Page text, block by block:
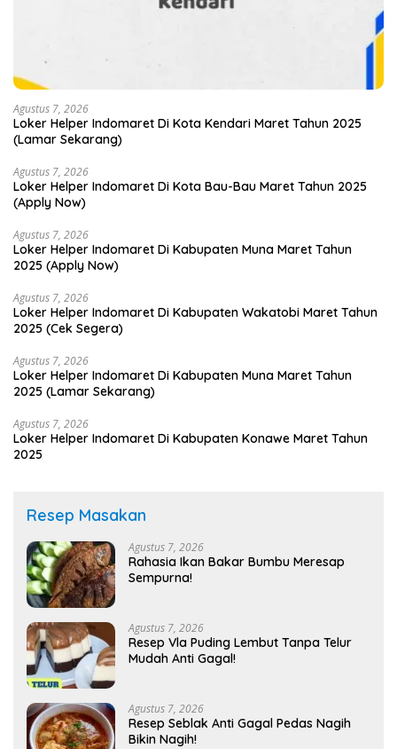
Agustus 7, 2026
Loker Helper Indomaret Di Kota Kendari Maret Tahun 2025
(Lamar Sekarang)
Agustus 7, 2026
Loker Helper Indomaret Di Kota Bau-Bau Maret Tahun 2025
(Apply Now)
Agustus 7, 2026
Loker Helper Indomaret Di Kabupaten Muna Maret Tahun
2025 (Apply Now)
Agustus 7, 2026
Loker Helper Indomaret Di Kabupaten Wakatobi Maret Tahun
2025 (Cek Segera)
Agustus 7, 2026
Loker Helper Indomaret Di Kabupaten Muna Maret Tahun
2025 (Lamar Sekarang)
Agustus 7, 2026
Loker Helper Indomaret Di Kabupaten Konawe Maret Tahun
2025
Resep Masakan
Agustus 7, 2026
Rahasia Ikan Bakar Bumbu Meresap
Sempurna!
Agustus 7, 2026
Resep Vla Puding Lembut Tanpa Telur
Mudah Anti Gagal!
Agustus 7, 2026
Resep Seblak Anti Gagal Pedas Nagih
Bikin Nagih!